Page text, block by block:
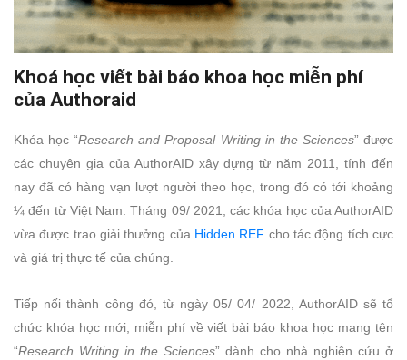
Khoá học viết bài báo khoa học miễn phí
của Authoraid
Khóa học “Research and Proposal Writing in the Sciences” được
các chuyên gia của AuthorAID xây dựng từ năm 2011, tính đến
nay đã có hàng vạn lượt người theo học, trong đó có tới khoảng
¼ đến từ Việt Nam. Tháng 09/ 2021, các khóa học của AuthorAID
vừa được trao giải thưởng của Hidden REF cho tác động tích cực
và giá trị thực tế của chúng.
Tiếp nối thành công đó, từ ngày 05/ 04/ 2022, AuthorAID sẽ tổ
chức khóa học mới, miễn phí về viết bài báo khoa học mang tên
“Research Writing in the Sciences” dành cho nhà nghiên cứu ở